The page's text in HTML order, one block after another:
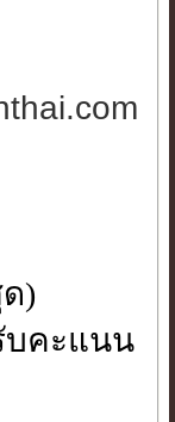
)
บคะแนน